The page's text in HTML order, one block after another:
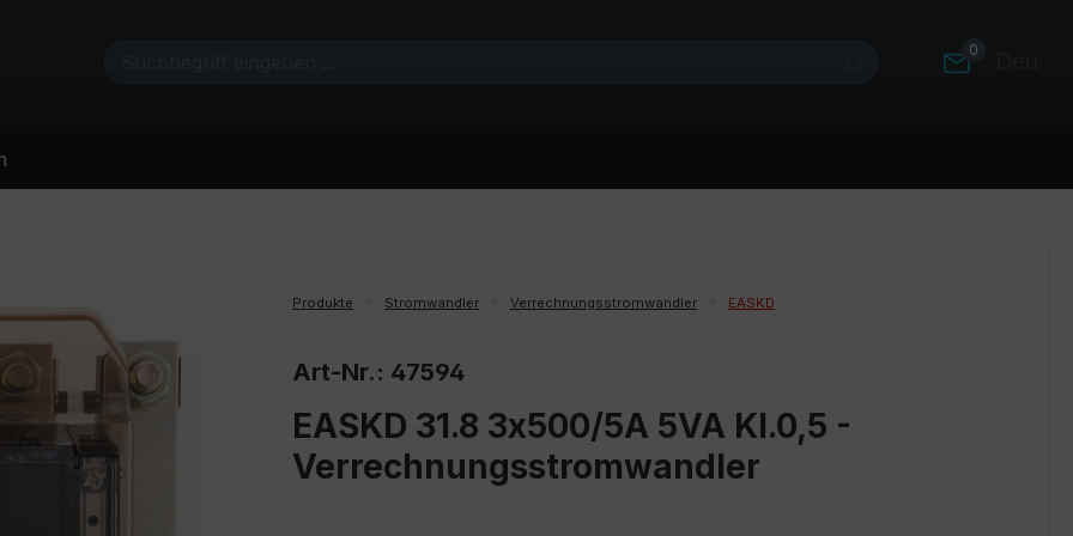
0
Produkte Stromwandler Verrechnungsstromwandler EASKD
Art-Nr.: 47594
EASKD 31.8 3x500/5A 5VA Kl.0,5 -
Verrechnungsstromwandler